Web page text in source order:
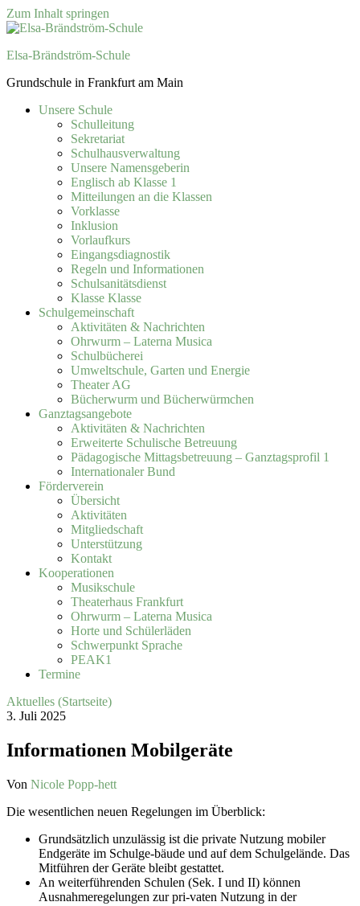
Zum Inhalt springen
Elsa-Brändström-Schule
Grundschule in Frankfurt am Main
Unsere Schule
Schulleitung
Sekretariat
Schulhausverwaltung
Unsere Namensgeberin
Englisch ab Klasse 1
Mitteilungen an die Klassen
Vorklasse
Inklusion
Vorlaufkurs
Eingangsdiagnostik
Regeln und Informationen
Schulsanitätsdienst
Klasse Klasse
Schulgemeinschaft
Aktivitäten & Nachrichten
Ohrwurm – Laterna Musica
Schulbücherei
Umweltschule, Garten und Energie
Theater AG
Bücherwurm und Bücherwürmchen
Ganztagsangebote
Aktivitäten & Nachrichten
Erweiterte Schulische Betreuung
Pädagogische Mittagsbetreuung – Ganztagsprofil 1
Internationaler Bund
Förderverein
Übersicht
Aktivitäten
Mitgliedschaft
Unterstützung
Kontakt
Kooperationen
Musikschule
Theaterhaus Frankfurt
Ohrwurm – Laterna Musica
Horte und Schülerläden
Schwerpunkt Sprache
PEAK1
Termine
Aktuelles (Startseite)
3. Juli 2025
Informationen Mobilgeräte
Von Nicole Popp-hett
Die wesentlichen neuen Regelungen im Überblick:
Grundsätzlich unzulässig ist die private Nutzung mobiler
Endgeräte im Schulge-bäude und auf dem Schulgelände. Das
Mitführen der Geräte bleibt gestattet.
An weiterführenden Schulen (Sek. I und II) können
Ausnahmeregelungen zur pri-vaten Nutzung in der